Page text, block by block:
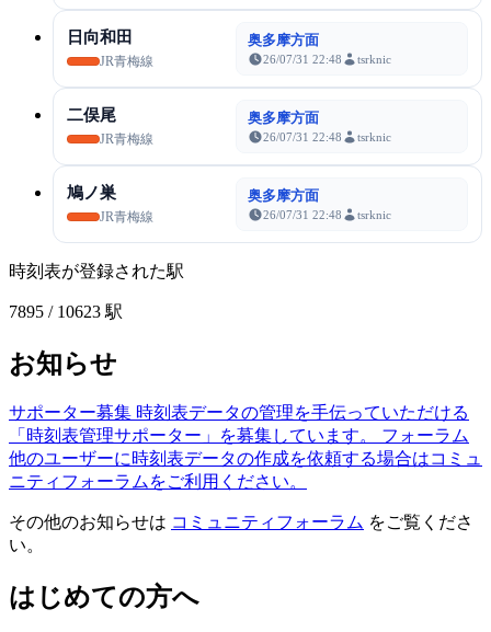
日向和田
JR青梅線
奥多摩方面
26/07/31 22:48 tsrknic
二俣尾
JR青梅線
奥多摩方面
26/07/31 22:48 tsrknic
鳩ノ巣
JR青梅線
奥多摩方面
26/07/31 22:48 tsrknic
時刻表が登録された駅
7895 / 10623 駅
お知らせ
サポーター募集 時刻表データの管理を手伝っていただける
「時刻表管理サポーター」を募集しています。
フォーラム
他のユーザーに時刻表データの作成を依頼する場合はコミュ
ニティフォーラムをご利用ください。
その他のお知らせは コミュニティフォーラム をご覧くださ
い。
はじめての方へ